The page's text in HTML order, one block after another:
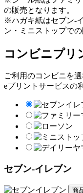
の販売となります。
※ハガキ紙はセブン-
ン・ミニストップでの
コンビニプリ
ご利用のコンビニを選
eプリントサービスの
セブン-イレブン
商